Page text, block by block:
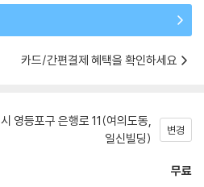
카드/간편결제 혜택을 확인하세요
영등포구 은행로 11(여의도동,
일신빌딩)
변경
무료